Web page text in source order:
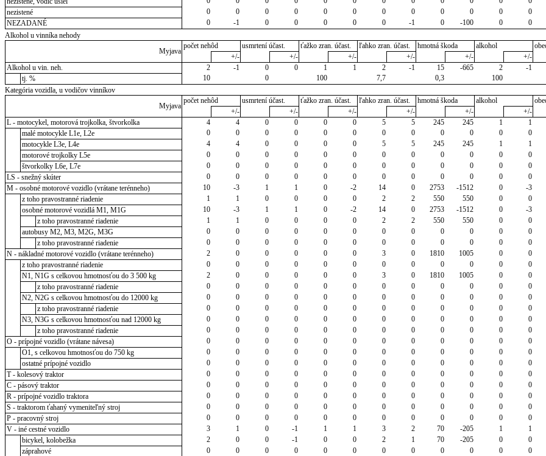
nezistené
0 0 0 0 0 0 0 0 0 0 0 0
NEZADANÉ
0 -1 0 0 0 0 0 -1 0 -100 0 0
Alkohol u vinníka nehody
Myjava
počet nehôd usmrtení účast. ťažko zran. účast. ľahko zran. účast. hmotná škoda alkohol
+/-
+/- +/- +/- +/- +/-
Alkohol u vin. neh.
2 -1 0 0 1 1 2 -1 15 -665 2 -1
tj. %
10 0 100 7,7 0,3 100
Kategória vozidla, u vodičov vinníkov
Myjava
počet nehôd usmrtení účast. ťažko zran. účast. ľahko zran. účast. hmotná škoda alkohol
+/-
+/- +/- +/- +/- +/-
L - motocykel, motorová trojkolka, štvorkolka
4 4 0 0 0 0 5 5 245 245 1 1
malé motocykle L1e, L2e
0 0 0 0 0 0 0 0 0 0 0 0
motocykle L3e, L4e
4 4 0 0 0 0 5 5 245 245 1 1
motorové trojkolky L5e
0 0 0 0 0 0 0 0 0 0 0 0
štvorkolky L6e, L7e
0 0 0 0 0 0 0 0 0 0 0 0
LS - snežný skúter
0 0 0 0 0 0 0 0 0 0 0 0
M - osobné motorové vozidlo (vrátane terénneho)
10 -3 1 1 0 -2 14 0 2753 -1512 0 -3
z toho pravostranné riadenie
1 1 0 0 0 0 2 2 550 550 0 0
osobné motorové vozidlá M1, M1G
10 -3 1 1 0 -2 14 0 2753 -1512 0 -3
z toho pravostranné riadenie
1 1 0 0 0 0 2 2 550 550 0 0
autobusy M2, M3, M2G, M3G
0 0 0 0 0 0 0 0 0 0 0 0
z toho pravostranné riadenie
0 0 0 0 0 0 0 0 0 0 0 0
N - nákladné motorové vozidlo (vrátane terénneho)
2 0 0 0 0 0 3 0 1810 1005 0 0
z toho pravostranné riadenie
0 0 0 0 0 0 0 0 0 0 0 0
N1, N1G s celkovou hmotnosťou do 3 500 kg
2 0 0 0 0 0 3 0 1810 1005 0 0
z toho pravostranné riadenie
0 0 0 0 0 0 0 0 0 0 0 0
N2, N2G s celkovou hmotnosťou do 12000 kg
0 0 0 0 0 0 0 0 0 0 0 0
z toho pravostranné riadenie
0 0 0 0 0 0 0 0 0 0 0 0
N3, N3G s celkovou hmotnosťou nad 12000 kg
0 0 0 0 0 0 0 0 0 0 0 0
z toho pravostranné riadenie
0 0 0 0 0 0 0 0 0 0 0 0
O - prípojné vozidlo (vrátane návesa)
0 0 0 0 0 0 0 0 0 0 0 0
O1, s celkovou hmotnosťou do 750 kg
0 0 0 0 0 0 0 0 0 0 0 0
ostatné prípojné vozidlo
0 0 0 0 0 0 0 0 0 0 0 0
T - kolesový traktor
0 0 0 0 0 0 0 0 0 0 0 0
C - pásový traktor
0 0 0 0 0 0 0 0 0 0 0 0
R - prípojné vozidlo traktora
0 0 0 0 0 0 0 0 0 0 0 0
S - traktorom ťahaný vymeniteľný stroj
0 0 0 0 0 0 0 0 0 0 0 0
P - pracovný stroj
0 0 0 0 0 0 0 0 0 0 0 0
V - iné cestné vozidlo
3 1 0 -1 1 1 3 2 70 -205 1 1
bicykel, kolobežka
2 0 0 -1 0 0 2 1 70 -205 0 0
záprahové
0 0 0 0 0 0 0 0 0 0 0 0